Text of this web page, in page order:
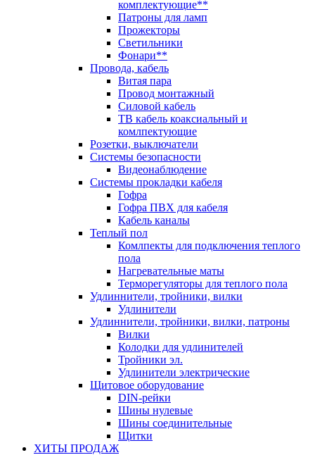
комплектующие**
Патроны для ламп
Прожекторы
Светильники
Фонари**
Провода, кабель
Витая пара
Провод монтажный
Силовой кабель
ТВ кабель коаксиальный и
комлпектующие
Розетки, выключатели
Системы безопасности
Видеонаблюдение
Системы прокладки кабеля
Гофра
Гофра ПВХ для кабеля
Кабель каналы
Теплый пол
Комлпекты для подключения теплого
пола
Нагревательные маты
Терморегуляторы для теплого пола
Удлиннители, тройники, вилки
Удлинители
Удлиннители, тройники, вилки, патроны
Вилки
Колодки для удлинителей
Тройники эл.
Удлинители электрические
Щитовое оборудование
DIN-рейки
Шины нулевые
Шины соединительные
Щитки
ХИТЫ ПРОДАЖ